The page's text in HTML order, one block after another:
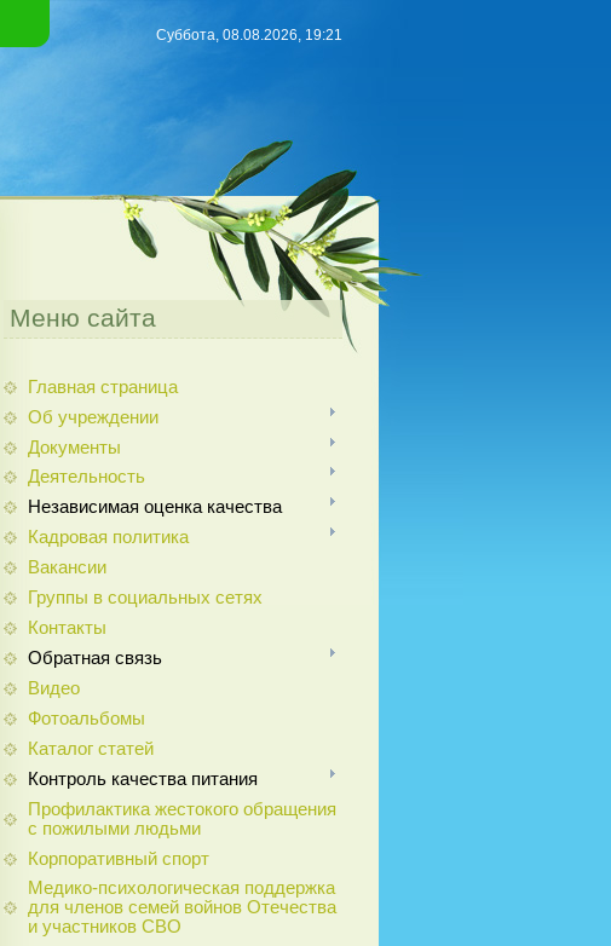
Суббота, 08.08.2026, 19:21
Меню сайта
Главная страница
Об учреждении
Документы
Деятельность
Независимая оценка качества
Кадровая политика
Вакансии
Группы в социальных сетях
Контакты
Обратная связь
Видео
Фотоальбомы
Каталог статей
Контроль качества питания
Профилактика жестокого обращения
с пожилыми людьми
Корпоративный спорт
Медико-психологическая поддержка
для членов семей войнов Отечества
и участников СВО